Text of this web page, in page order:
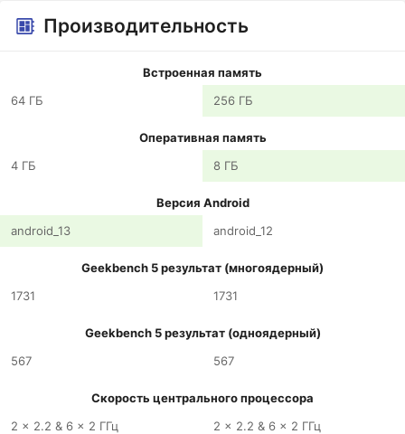
Производительность
Встроенная память
64 ГБ
256 ГБ
Оперативная память
4 ГБ
8 ГБ
Версия Android
android_13
android_12
Geekbench 5 результат (многоядерный)
1731
1731
Geekbench 5 результат (одноядерный)
567
567
Скорость центрального процессора
2 x 2.2 & 6 x 2 ГГц
2 x 2.2 & 6 x 2 ГГц